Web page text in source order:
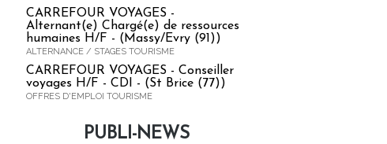
CARREFOUR VOYAGES -
Alternant(e) Chargé(e) de ressources
humaines H/F - (Massy/Evry (91))
ALTERNANCE / STAGES TOURISME
CARREFOUR VOYAGES - Conseiller
voyages H/F - CDI - (St Brice (77))
OFFRES D'EMPLOI TOURISME
PUBLI-NEWS